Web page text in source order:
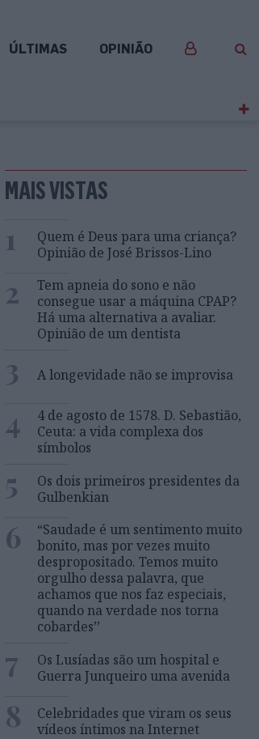
ÚLTIMAS OPINIÃO
MAIS VISTAS
1
Quem é Deus para uma criança?
Opinião de José Brissos-Lino
2
Tem apneia do sono e não
consegue usar a máquina CPAP?
Há uma alternativa a avaliar.
Opinião de um dentista
3 A longevidade não se improvisa
4
4 de agosto de 1578. D. Sebastião,
Ceuta: a vida complexa dos
símbolos
5
Os dois primeiros presidentes da
Gulbenkian
6
“Saudade é um sentimento muito
bonito, mas por vezes muito
despropositado. Temos muito
orgulho dessa palavra, que
achamos que nos faz especiais,
quando na verdade nos torna
cobardes’’
7
Os Lusíadas são um hospital e
Guerra Junqueiro uma avenida
8
Celebridades que viram os seus
vídeos íntimos na Internet